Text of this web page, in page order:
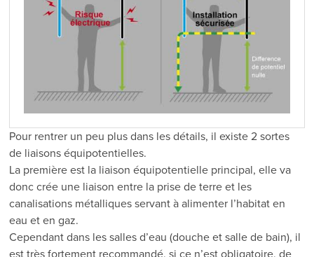
Pour rentrer un peu plus dans les détails, il existe 2 sortes
de liaisons équipotentielles.
La première est la liaison équipotentielle principal, elle va
donc crée une liaison entre la prise de terre et les
canalisations métalliques servant à alimenter l’habitat en
eau et en gaz.
Cependant dans les salles d’eau (douche et salle de bain), il